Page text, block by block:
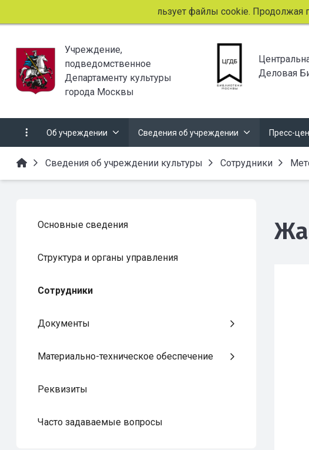
Этот сайт использует файлы cookie. Продолжая
Учреждение,
подведомственное
Департаменту культуры
города Москвы
Деловая
Об учреждении Сведения об учреждении Пресс-
Сведения об учреждении культуры Сотрудники
Основные сведения
Структура и органы управления
Сотрудники
Документы
Материально-техническое обеспечение
Реквизиты
Часто задаваемые вопросы